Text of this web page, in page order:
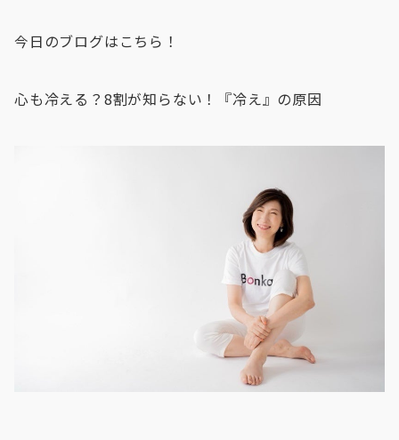
今日のブログはこちら！
心も冷える？8割が知らない！『冷え』の原因